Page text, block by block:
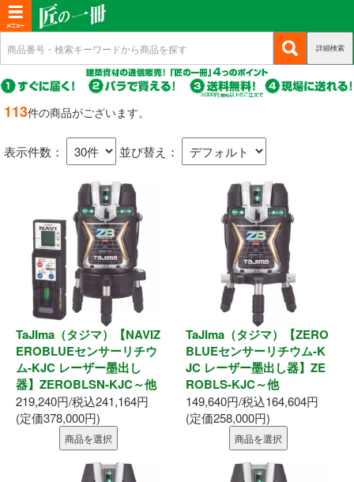
T
o
g
g
l
n
o
新規会員登録(c
u
r
e
t)
ログイン
(c
r
r
e
n
t)
(c
u
r
e
n
t)
商品カテゴリから選ぶ
基礎・土台関連
構造金物
耐震制震
機械打 釘・ビス
釘・ねじ
接着剤
防水・気密部材
詳細検索
113件の商品がございます。
表示件数： 並び替え：
TaJIma（タジマ）【NAVIZ
EROBLUEセンサーリチウ
ム-KJC レーザー墨出し
器】ZEROBLSN-KJC～他
219,240円/税込241,164円
(定価378,000円)
商品を選択
TaJIma（タジマ）【ZERO
BLUEセンサーリチウム-K
JC レーザー墨出し器】ZE
ROBLS-KJC～他
149,640円/税込164,604円
(定価258,000円)
商品を選択